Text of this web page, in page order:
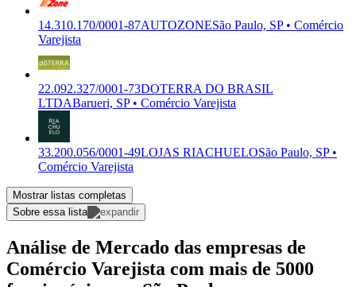
14.310.170/0001-87AUTOZONESão Paulo, SP • Comércio
Varejista
22.092.327/0001-73DOTERRA DO BRASIL
LTDABarueri, SP • Comércio Varejista
33.200.056/0001-49LOJAS RIACHUELOSão Paulo, SP •
Comércio Varejista
Mostrar listas completas
Sobre essa lista
Análise de Mercado das empresas de
Comércio Varejista com mais de 5000